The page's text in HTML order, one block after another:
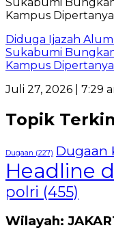
Diduga Ijazah
Sukabumi
Kampus
Juli 27, 2026 | 7:29
Topik
Dugaan (227) Dugaan
Headline
polri (455)
Wilayah: